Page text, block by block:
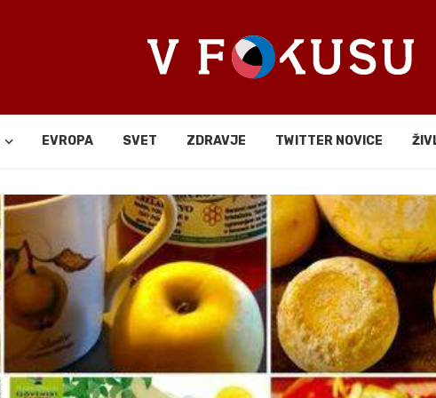
EVROPA SVET ZDRAVJE TWITTER NOVICE